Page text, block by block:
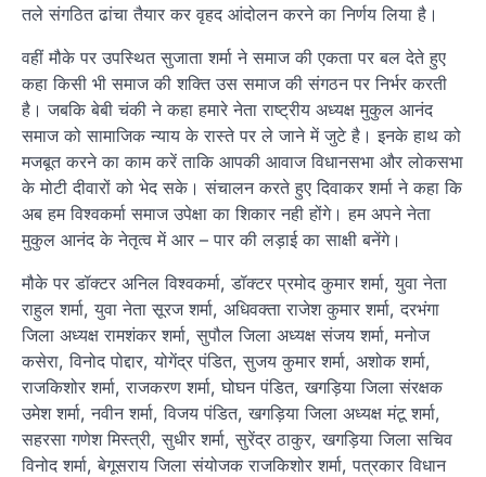
तले संगठित ढांचा तैयार कर वृहद आंदोलन करने का निर्णय लिया है।
वहीं मौके पर उपस्थित सुजाता शर्मा ने समाज की एकता पर बल देते हुए
कहा किसी भी समाज की शक्ति उस समाज की संगठन पर निर्भर करती
है। जबकि बेबी चंकी ने कहा हमारे नेता राष्ट्रीय अध्यक्ष मुकुल आनंद
समाज को सामाजिक न्याय के रास्ते पर ले जाने में जुटे है। इनके हाथ को
मजबूत करने का काम करें ताकि आपकी आवाज विधानसभा और लोकसभा
के मोटी दीवारों को भेद सके। संचालन करते हुए दिवाकर शर्मा ने कहा कि
अब हम विश्वकर्मा समाज उपेक्षा का शिकार नही होंगे। हम अपने नेता
मुकुल आनंद के नेतृत्व में आर – पार की लड़ाई का साक्षी बनेंगे।
मौके पर डॉक्टर अनिल विश्वकर्मा, डॉक्टर प्रमोद कुमार शर्मा, युवा नेता
राहुल शर्मा, युवा नेता सूरज शर्मा, अधिवक्ता राजेश कुमार शर्मा, दरभंगा
जिला अध्यक्ष रामशंकर शर्मा, सुपौल जिला अध्यक्ष संजय शर्मा, मनोज
कसेरा, विनोद पोद्दार, योगेंद्र पंडित, सुजय कुमार शर्मा, अशोक शर्मा,
राजकिशोर शर्मा, राजकरण शर्मा, घोघन पंडित, खगड़िया जिला संरक्षक
उमेश शर्मा, नवीन शर्मा, विजय पंडित, खगड़िया जिला अध्यक्ष मंटू शर्मा,
सहरसा गणेश मिस्त्री, सुधीर शर्मा, सुरेंद्र ठाकुर, खगड़िया जिला सचिव
विनोद शर्मा, बेगूसराय जिला संयोजक राजकिशोर शर्मा, पत्रकार विधान